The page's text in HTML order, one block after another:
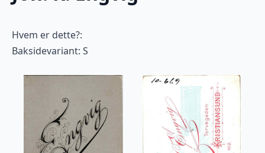
Hvem er dette?:
Baksidevariant: S